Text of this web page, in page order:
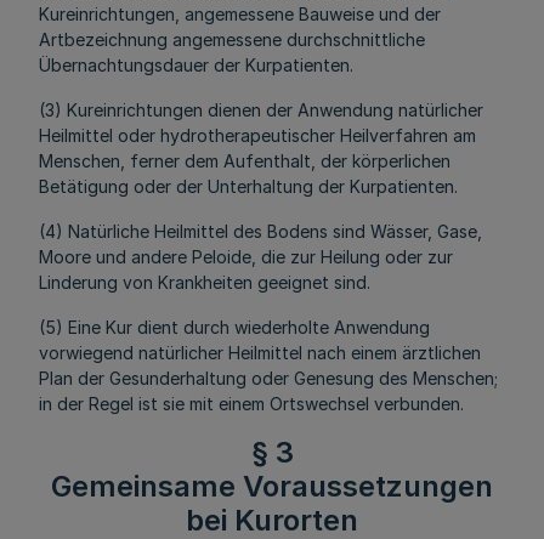
Kureinrichtungen, angemessene Bauweise und der
Artbezeichnung angemessene durchschnittliche
Übernachtungsdauer der Kurpatienten.
(3) Kureinrichtungen dienen der Anwendung natürlicher
Heilmittel oder hydrotherapeutischer Heilverfahren am
Menschen, ferner dem Aufenthalt, der körperlichen
Betätigung oder der Unterhaltung der Kurpatienten.
(4) Natürliche Heilmittel des Bodens sind Wässer, Gase,
Moore und andere Peloide, die zur Heilung oder zur
Linderung von Krankheiten geeignet sind.
(5) Eine Kur dient durch wiederholte Anwendung
vorwiegend natürlicher Heilmittel nach einem ärztlichen
Plan der Gesunderhaltung oder Genesung des Menschen;
in der Regel ist sie mit einem Ortswechsel verbunden.
§ 3
Gemeinsame Voraussetzungen
bei Kurorten